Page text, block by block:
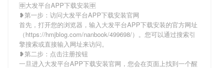
🈸大发平台APP下载安装🈸
❥第一步：访问大发平台APP下载安装官网
首先，打开您的浏览器，输入大发平台APP下载安装的官方网址
（https://hmjblog.com/nanbook/499698/）。您可以通过搜索引
擎搜索或直接输入网址来访问。
❥第二步：点击注册按钮
一旦进入大发平台APP下载安装官网，您会在页面上找到一个醒